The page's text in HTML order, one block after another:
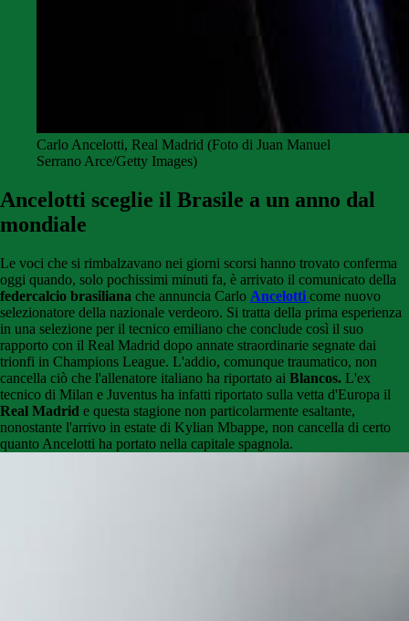
Carlo Ancelotti, Real Madrid (Foto di Juan Manuel
Serrano Arce/Getty Images)
Ancelotti sceglie il Brasile a un anno dal
mondiale
Le voci che si rimbalzavano nei giorni scorsi hanno trovato conferma
oggi quando, solo pochissimi minuti fa, è arrivato il comunicato della
federcalcio brasiliana che annuncia Carlo Ancelotti come nuovo
selezionatore della nazionale verdeoro. Si tratta della prima esperienza
in una selezione per il tecnico emiliano che conclude così il suo
rapporto con il Real Madrid dopo annate straordinarie segnate dai
trionfi in Champions League. L'addio, comunque traumatico, non
cancella ciò che l'allenatore italiano ha riportato ai Blancos. L'ex
tecnico di Milan e Juventus ha infatti riportato sulla vetta d'Europa il
Real Madrid e questa stagione non particolarmente esaltante,
nonostante l'arrivo in estate di Kylian Mbappe, non cancella di certo
quanto Ancelotti ha portato nella capitale spagnola.